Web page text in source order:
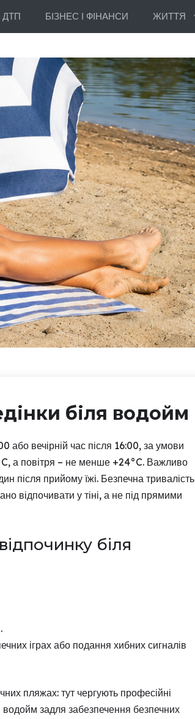
ДТП БІЗНЕС І ФІНАНСИ ЖИТТЯ
біля водойм
або вечірній час після 16:00, за умови
а повітря – не менше +24°C. Важливо
після прийому їжі. Безпечна тривалість
відпочивати у тіні, а не під прямими
біля
іграх або подання хибних сигналів
пляжах: тут чергують професійні
задля забезпечення безпечних